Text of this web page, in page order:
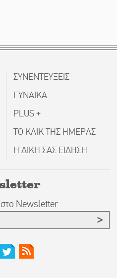
ΣΥΝΕΝΤΕΥΞΕΙΣ
ΓΥΝΑΙΚΑ
PLUS +
ΤΟ ΚΛΙΚ ΤΗΣ ΗΜΕΡΑΣ
Η ΔΙΚΗ ΣΑΣ ΕΙΔΗΣΗ
Newsletter